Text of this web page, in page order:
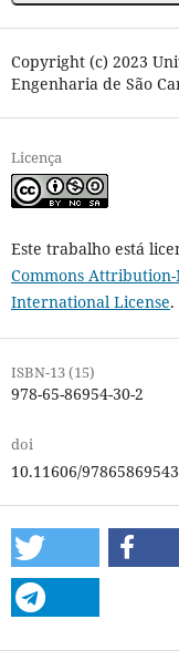
Copyright (c) 2023
Engenharia de São
Licença
Este trabalho está
Commons
International License.
ISBN-13 (15)
978-65-86954-30-2
doi
10.11606/